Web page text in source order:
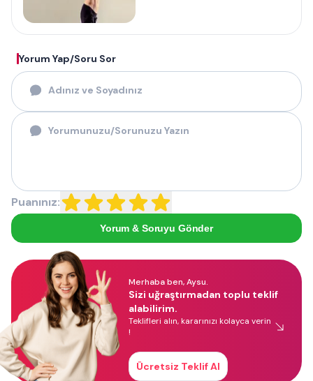
Yorum Yap/Soru Sor
Puanınız:
Yorum & Soruyu Gönder
Merhaba ben, Aysu.
Sizi uğraştırmadan toplu teklif
alabilirim.
Teklifleri alın, kararınızı kolayca verin
!
Ücretsiz Teklif Al